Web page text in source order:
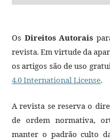
Os Direitos Autorais
revista. Em virtude da
os artigos são de uso
4.0 International License.
A revista se reserva o
de ordem normativa,
manter o padrão culto